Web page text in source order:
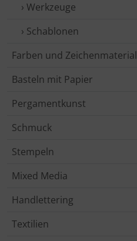
› Werkzeuge
› Schablonen
Farben und Zeichenmaterial
Basteln mit Papier
Pergamentkunst
Schmuck
Stempeln
Mixed Media
Handlettering
Textilien